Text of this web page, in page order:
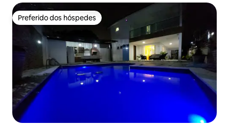
Preferido dos hóspedes
Preferido dos hóspedes